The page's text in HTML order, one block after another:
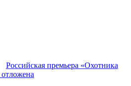
Российская премьера «Охотника